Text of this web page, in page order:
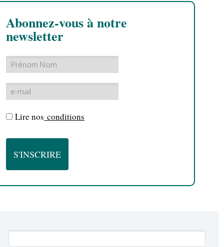
Abonnez-vous à notre
newsletter
Lire nos conditions